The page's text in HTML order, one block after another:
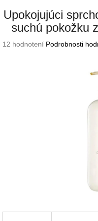
Upokojujúci
suchú pokožku
Priemerné
12 hodnotení Podrobnosti